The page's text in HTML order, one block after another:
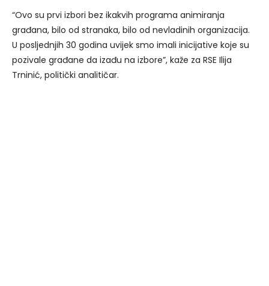
“Ovo su prvi izbori bez ikakvih programa animiranja
građana, bilo od stranaka, bilo od nevladinih organizacija.
U posljednjih 30 godina uvijek smo imali inicijative koje su
pozivale građane da izađu na izbore”, kaže za RSE Ilija
Trninić, politički analitičar.